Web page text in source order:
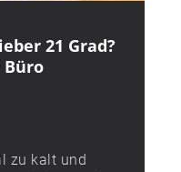
21 Grad?
Büro
zu kalt und